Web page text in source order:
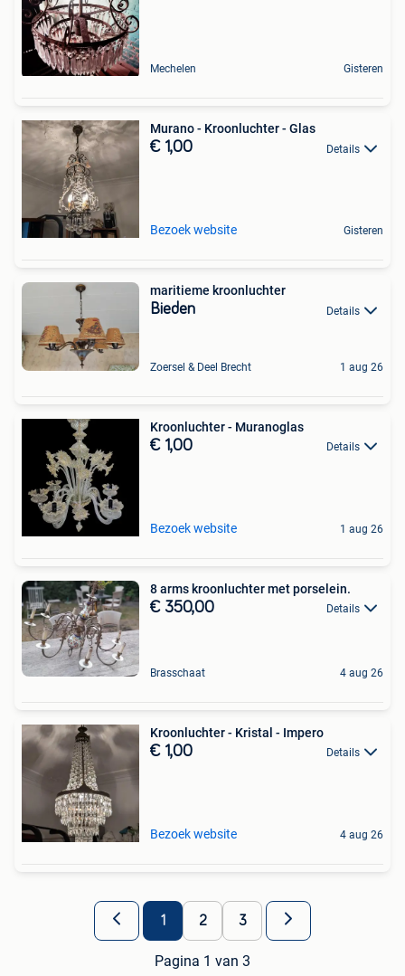
Mechelen Gisteren
Murano - Kroonluchter - Glas
€ 1,00 Details
Bezoek website Gisteren
maritieme kroonluchter
Bieden Details
Zoersel & Deel Brecht 1 aug 26
Kroonluchter - Muranoglas
€ 1,00 Details
Bezoek website 1 aug 26
8 arms kroonluchter met porselein.
€ 350,00 Details
Brasschaat 4 aug 26
Kroonluchter - Kristal - Impero
€ 1,00 Details
Bezoek website 4 aug 26
1 2 3
Pagina 1 van 3